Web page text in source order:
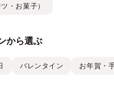
・お菓子）
から選ぶ
バレンタイン お年賀・